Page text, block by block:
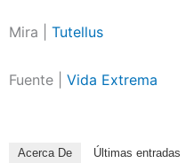
Mira | Tutellus
Fuente | Vida Extrema
Acerca De Últimas entradas